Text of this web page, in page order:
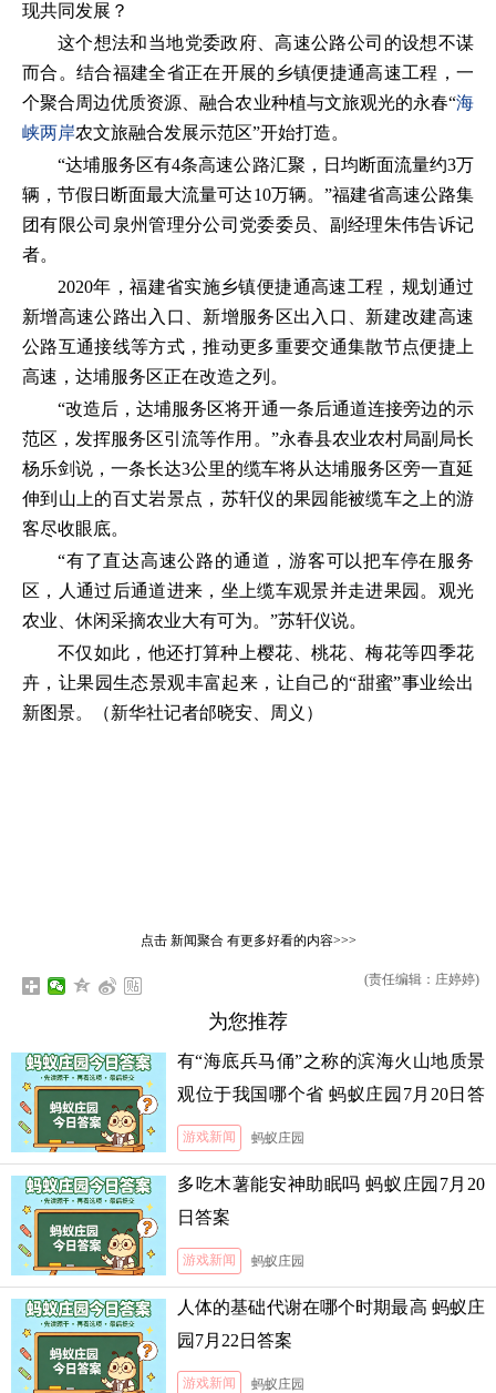
现共同发展？
这个想法和当地党委政府、高速公路公司的设想不谋
而合。结合福建全省正在开展的乡镇便捷通高速工程，一
个聚合周边优质资源、融合农业种植与文旅观光的永春“海
峡两岸农文旅融合发展示范区”开始打造。
“达埔服务区有4条高速公路汇聚，日均断面流量约3万
辆，节假日断面最大流量可达10万辆。”福建省高速公路集
团有限公司泉州管理分公司党委委员、副经理朱伟告诉记
者。
2020年，福建省实施乡镇便捷通高速工程，规划通过
新增高速公路出入口、新增服务区出入口、新建改建高速
公路互通接线等方式，推动更多重要交通集散节点便捷上
高速，达埔服务区正在改造之列。
“改造后，达埔服务区将开通一条后通道连接旁边的示
范区，发挥服务区引流等作用。”永春县农业农村局副局长
杨乐剑说，一条长达3公里的缆车将从达埔服务区旁一直延
伸到山上的百丈岩景点，苏轩仪的果园能被缆车之上的游
客尽收眼底。
“有了直达高速公路的通道，游客可以把车停在服务
区，人通过后通道进来，坐上缆车观景并走进果园。观光
农业、休闲采摘农业大有可为。”苏轩仪说。
不仅如此，他还打算种上樱花、桃花、梅花等四季花
卉，让果园生态景观丰富起来，让自己的“甜蜜”事业绘出
新图景。（新华社记者邰晓安、周义 ）
点击 新闻聚合有更多好看的内容>>>
(责任编辑：庄婷婷)
为您推荐
有“海底兵马俑”之称的滨海火山地质景
观位于我国哪个省 蚂蚁庄园7月20日答
案
游戏新闻 蚂蚁庄园
多吃木薯能安神助眠吗 蚂蚁庄园7月20
日答案
游戏新闻 蚂蚁庄园
人体的基础代谢在哪个时期最高 蚂蚁庄
园7月22日答案
游戏新闻 蚂蚁庄园